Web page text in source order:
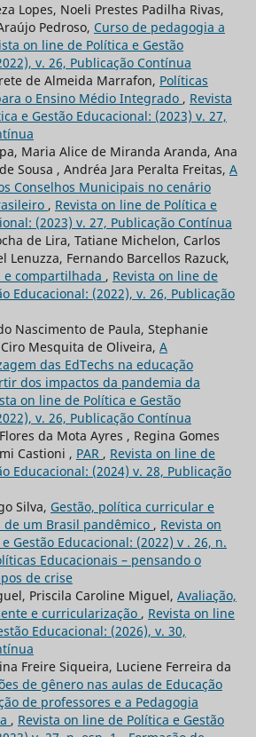
Lopes, Noeli Prestes Padilha Rivas,
Pedroso, Curso de pedagogia a
on line de Política e Gestão
v. 26, Publicação Contínua
de Almeida Marrafon, Políticas
o Ensino Médio Integrado , Revista
e Gestão Educacional: (2023) v. 27,
Maria Alice de Miranda Aranda, Ana
Sousa , Andréa Jara Peralta Freitas, A
Conselhos Municipais no cenário
, Revista on line de Política e
(2023) v. 27, Publicação Contínua
de Lira, Tatiane Michelon, Carlos
Lenuzza, Fernando Barcellos Razuck,
e compartilhada , Revista on line de
Educacional: (2022), v. 26, Publicação
Nascimento de Paula, Stephanie
Mesquita de Oliveira, A
das EdTechs na educação
dos impactos da pandemia da
on line de Política e Gestão
v. 26, Publicação Contínua
da Mota Ayres , Regina Gomes
Castioni , PAR , Revista on line de
Educacional: (2024) v. 28, Publicação
Silva, Gestão, política curricular e
de um Brasil pandêmico , Revista on
Gestão Educacional: (2022) v . 26, n.
Educacionais – pensando o
de crise
Priscila Caroline Miguel, Avaliação,
e curricularização , Revista on line
Educacional: (2026), v. 30,
Freire Siqueira, Luciene Ferreira da
de gênero nas aulas de Educação
de professores e a Pedagogia
, Revista on line de Política e Gestão